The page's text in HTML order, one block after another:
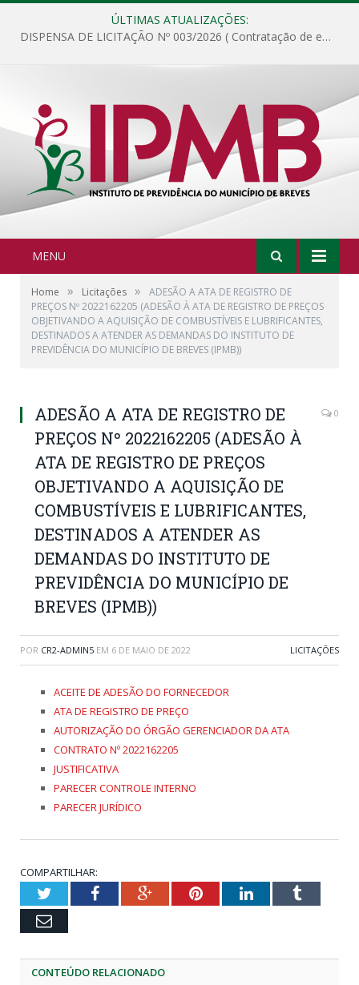
ÚLTIMAS ATUALIZAÇÕES:
DISPENSA DE LICITAÇÃO Nº 003/2026 ( Contratação de empresa para fornecimento de gêneros alimentícios não perecíveis, materiais de expediente, descartáveis, copa e cozinha, para análise e posterior publicação.)
MENU
Home » Licitações »
ADESÃO A ATA DE REGISTRO DE
PREÇOS Nº 2022162205 (ADESÃO À ATA DE REGISTRO DE PREÇOS
OBJETIVANDO A AQUISIÇÃO DE COMBUSTÍVEIS E LUBRIFICANTES,
DESTINADOS A ATENDER AS DEMANDAS DO INSTITUTO DE
PREVIDÊNCIA DO MUNICÍPIO DE BREVES (IPMB))
ADESÃO A ATA DE REGISTRO DE
PREÇOS Nº 2022162205 (ADESÃO À
ATA DE REGISTRO DE PREÇOS
OBJETIVANDO A AQUISIÇÃO DE
COMBUSTÍVEIS E LUBRIFICANTES,
DESTINADOS A ATENDER AS
DEMANDAS DO INSTITUTO DE
PREVIDÊNCIA DO MUNICÍPIO DE
BREVES (IPMB))
0
POR CR2-ADMIN5 EM 6 DE MAIO DE 2022 LICITAÇÕES
ACEITE DE ADESÃO DO FORNECEDOR
ATA DE REGISTRO DE PREÇO
AUTORIZAÇÃO DO ÓRGÃO GERENCIADOR DA ATA
CONTRATO Nº 2022162205
JUSTIFICATIVA
PARECER CONTROLE INTERNO
PARECER JURÍDICO
COMPARTILHAR:
TwitterFacebookGoogle+PinterestLinkedInTumblr
Email
CONTEÚDO RELACIONADO